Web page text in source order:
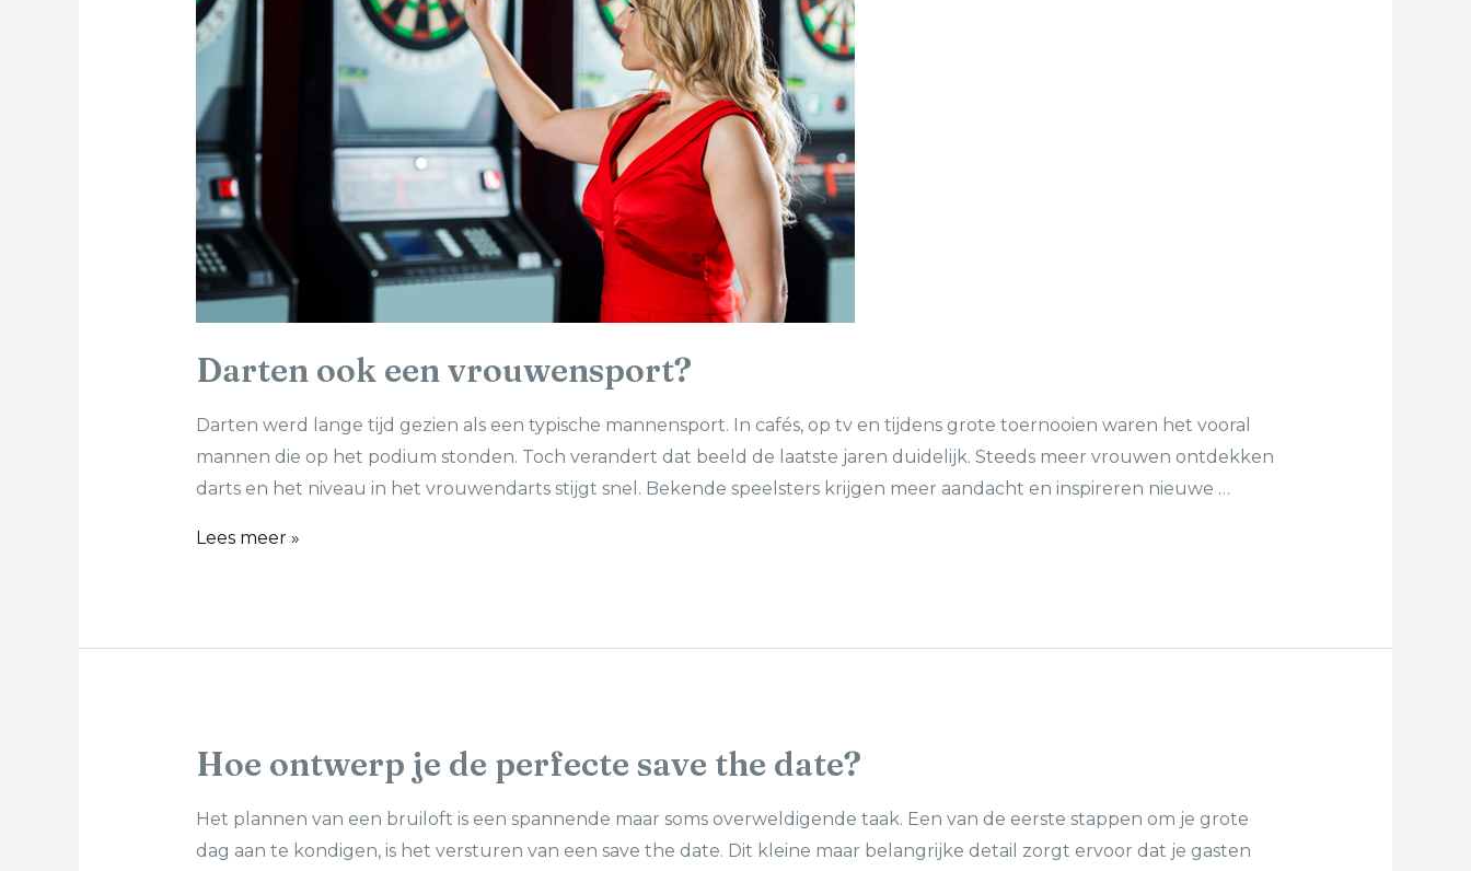
Darten ook een vrouwensport?
Darten werd lange tijd gezien als een typische mannensport. In cafés, op tv en tijdens grote toernooien waren het vooral
mannen die op het podium stonden. Toch verandert dat beeld de laatste jaren duidelijk. Steeds meer vrouwen ontdekken
darts en het niveau in het vrouwen­darts stijgt snel. Bekende speelsters krijgen meer aandacht en inspireren nieuwe …
Lees meer »
Hoe ontwerp je de perfecte save the date?
Het plannen van een bruiloft is een spannende maar soms overweldigende taak. Een van de eerste stappen om je grote
dag aan te kondigen, is het versturen van een save the date. Dit kleine maar belangrijke detail zorgt ervoor dat je gasten